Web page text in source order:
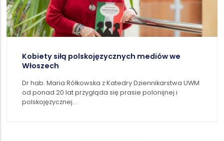
Kobiety siłą polskojęzycznych mediów we
Włoszech
Dr hab. Maria Rółkowska z Katedry Dziennikarstwa UWM
od ponad 20 lat przygląda się prasie polonijnej i
polskojęzycznej…